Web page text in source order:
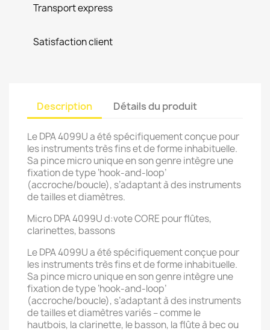
Transport express
Satisfaction client
Description Détails du produit
Le DPA 4099U a été spécifiquement conçue pour
les instruments très fins et de forme inhabituelle.
Sa pince micro unique en son genre intègre une
fixation de type ‘hook-and-loop’
(accroche/boucle), s’adaptant à des instruments
de tailles et diamètres.
Micro DPA 4099U d:vote CORE pour flûtes,
clarinettes, bassons
Le DPA 4099U a été spécifiquement conçue pour
les instruments très fins et de forme inhabituelle.
Sa pince micro unique en son genre intègre une
fixation de type ‘hook-and-loop’
(accroche/boucle), s’adaptant à des instruments
de tailles et diamètres variés – comme le
hautbois, la clarinette, le basson, la flûte à bec ou